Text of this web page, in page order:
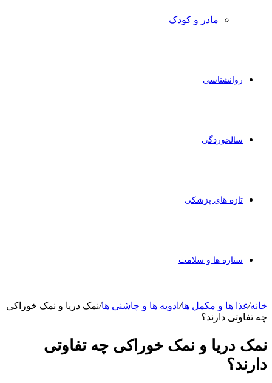
مادر و کودک
روانشناسی
سالخوردگی
تازه های پزشکی
ستاره ها و سلامت
خانه/غذا ها و مکمل ها/ ادویه ها و چاشنی ها/نمک دریا و نمک خوراکی
چه تفاوتی دارند؟
نمک دریا و نمک خوراکی چه تفاوتی
دارند؟